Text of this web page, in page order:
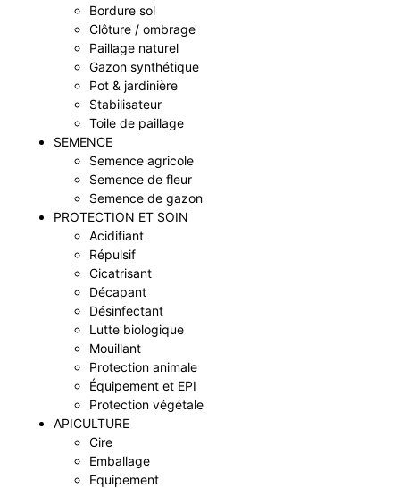
Bordure sol
Clôture / ombrage
Paillage naturel
Gazon synthétique
Pot & jardinière
Stabilisateur
Toile de paillage
SEMENCE
Semence agricole
Semence de fleur
Semence de gazon
PROTECTION ET SOIN
Acidifiant
Répulsif
Cicatrisant
Décapant
Désinfectant
Lutte biologique
Mouillant
Protection animale
Équipement et EPI
Protection végétale
APICULTURE
Cire
Emballage
Equipement